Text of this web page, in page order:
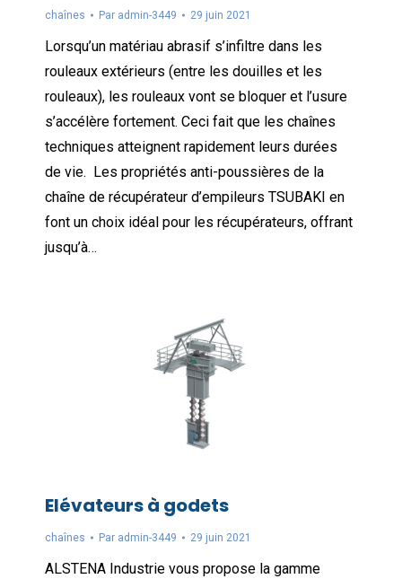
chaînes Par admin-3449 29 juin 2021
Lorsqu’un matériau abrasif s’infiltre dans les
rouleaux extérieurs (entre les douilles et les
rouleaux), les rouleaux vont se bloquer et l’usure
s’accélère fortement. Ceci fait que les chaînes
techniques atteignent rapidement leurs durées
de vie. Les propriétés anti-poussières de la
chaîne de récupérateur d’empileurs TSUBAKI en
font un choix idéal pour les récupérateurs, offrant
jusqu’à…
Elévateurs à godets
chaînes Par admin-3449 29 juin 2021
ALSTENA Industrie vous propose la gamme